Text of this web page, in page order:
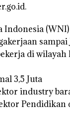
Indonesia (WNI)
di
3,5 Juta
industry
Tahun
Tapi Cuma
LBH Desak
Djuwita